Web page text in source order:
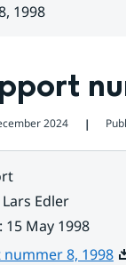
1998
2024 ❘
Lars Edler
: 15 May 1998
8, 1998